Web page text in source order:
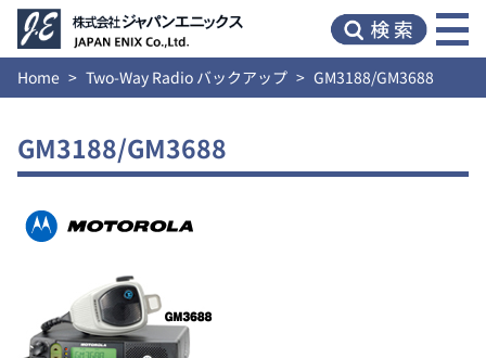
Home Two-Way Radio バックアップ GM3188/GM3688
GM3188/GM3688